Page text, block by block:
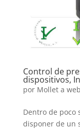
Control de
dispositivos,
por Mollet a web
Dentro de poco
disponer de un